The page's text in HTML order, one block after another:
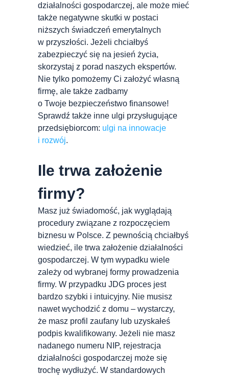
działalności gospodarczej, ale może mieć
także negatywne skutki w postaci
niższych świadczeń emerytalnych
w przyszłości. Jeżeli chciałbyś
zabezpieczyć się na jesień życia,
skorzystaj z porad naszych ekspertów.
Nie tylko pomożemy Ci założyć własną
firmę, ale także zadbamy
o Twoje bezpieczeństwo finansowe!
Sprawdź także inne ulgi przysługujące
przedsiębiorcom: ulgi na innowacje
i rozwój.
Ile trwa założenie
firmy?
Masz już świadomość, jak wyglądają
procedury związane z rozpoczęciem
biznesu w Polsce. Z pewnością chciałbyś
wiedzieć, ile trwa założenie działalności
gospodarczej. W tym wypadku wiele
zależy od wybranej formy prowadzenia
firmy. W przypadku JDG proces jest
bardzo szybki i intuicyjny. Nie musisz
nawet wychodzić z domu – wystarczy,
że masz profil zaufany lub uzyskałeś
podpis kwalifikowany. Jeżeli nie masz
nadanego numeru NIP, rejestracja
działalności gospodarczej może się
trochę wydłużyć. W standardowych